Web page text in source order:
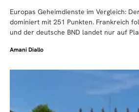
Europas Geheimdienste im Vergleich:
dominiert mit 251 Punkten. Frankreich
und der deutsche BND landet nur auf
Amani Diallo